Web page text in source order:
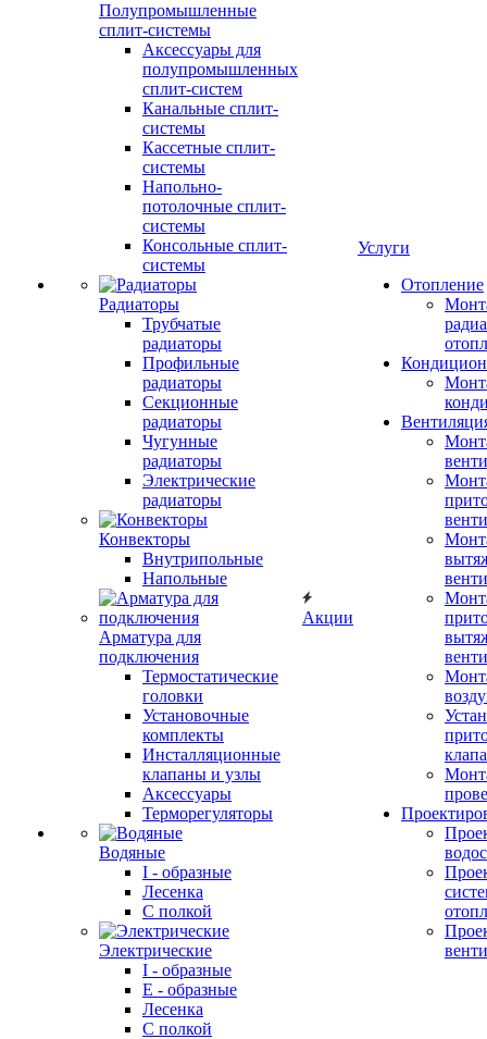
Полупромышленные
сплит-системы
Аксессуары для
полупромышленных
сплит-систем
Канальные сплит-
системы
Кассетные сплит-
системы
Напольно-
потолочные сплит-
системы
Консольные сплит-
системы
Радиаторы
Трубчатые
радиаторы
Профильные
радиаторы
Секционные
радиаторы
Чугунные
радиаторы
Электрические
радиаторы
Конвекторы
Внутрипольные
Напольные
Арматура для
подключения
Термостатические
головки
Установочные
комплекты
Инсталляционные
клапаны и узлы
Аксессуары
Терморегуляторы
Водяные
I - образные
Лесенка
С полкой
Электрические
I - образные
E - образные
Лесенка
С полкой
Акции
Услуги
Отопление